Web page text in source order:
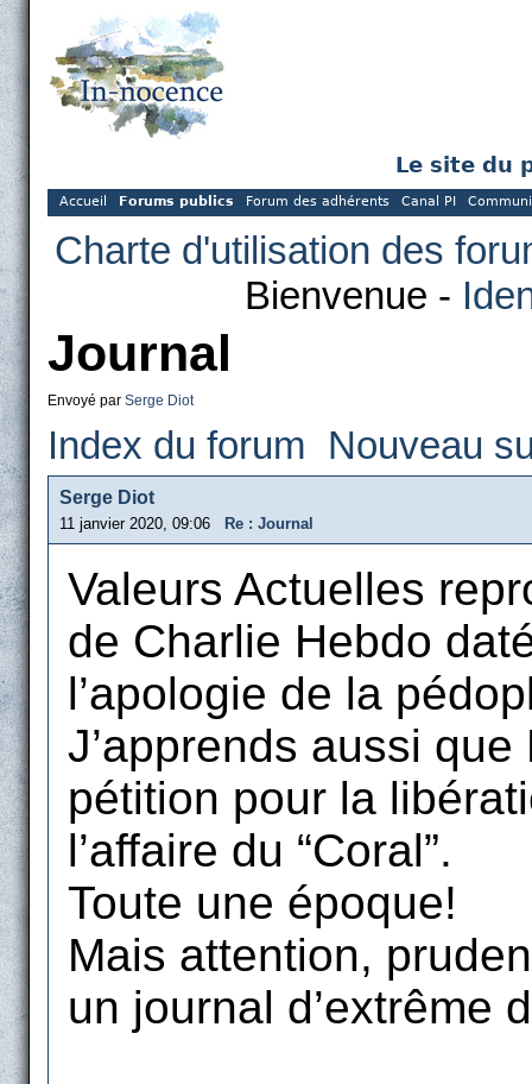
Le site du
Accueil Forums publics Forum des adhérents Canal PI
Charte d'utilisation des
Bienvenue -
Journal
Envoyé par Serge Diot
Index du forum Nouveau
Serge Diot
11 janvier 2020, 09:06 Re : Journal
Valeurs Actuelles
de Charlie Hebdo
l’apologie de la
J’apprends aussi
pétition pour la
l’affaire du “Coral”.
Toute une époque!
Mais attention,
un journal d’extrême